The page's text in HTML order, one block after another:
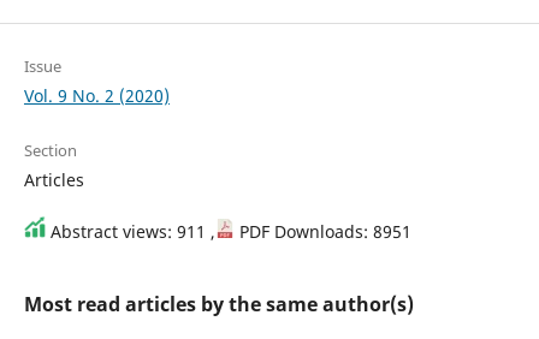
Issue
Vol. 9 No. 2 (2020)
Section
Articles
Abstract views: 911 , PDF Downloads: 8951
Most read articles by the same author(s)